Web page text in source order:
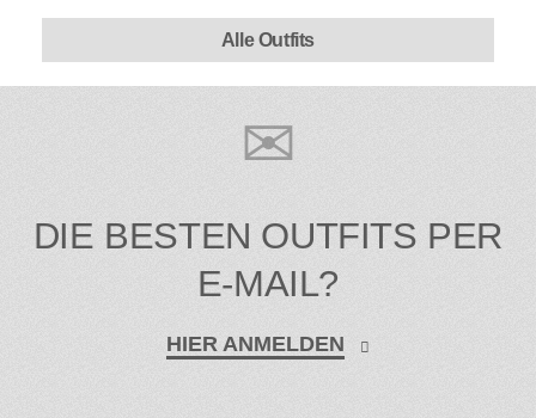
Alle Outfits
DIE BESTEN OUTFITS PER
E-MAIL?
HIER ANMELDEN